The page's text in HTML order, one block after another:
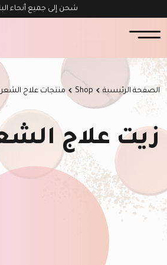
شحن إلى جميع أنحاء
الصفحة الرئيسية Shop منتجات علاج الشعر
زيت علاج